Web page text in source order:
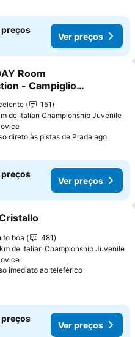
preços
Ver preços
aos favoritos
Room
- Campiglio
151
de Italian Championship Juvenile
direto às pistas de Pradalago
preços
Ver preços
aos favoritos
boa
481
de Italian Championship Juvenile
imediato ao teleférico
preços
Ver preços